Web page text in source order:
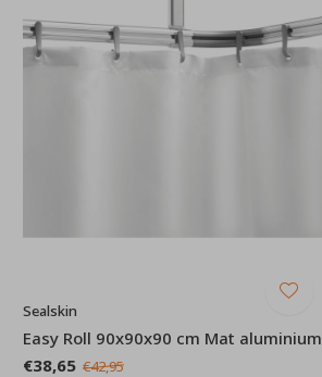
Sealskin
Easy Roll 90x90x90 cm Mat aluminium
€38,65 €42,95